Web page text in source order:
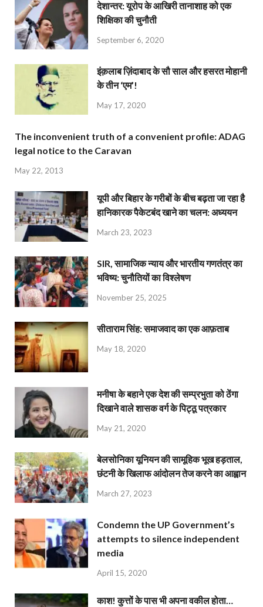
देशान्‍तर: यूरोप के आखिरी तानाशाह को एक
शिक्षिका की चुनौती
September 6, 2020
इंक़लाब ज़िंदाबाद के सौ साल और हसरत मोहानी
के तीन ‘एम’!
May 17, 2020
The inconvenient truth of a convenient profile: ADAG
legal notice to the Caravan
May 22, 2013
यूपी और बिहार के गरीबों के बीच बढ़ता जा रहा है
हानिकारक पैकेटबंद खाने का चलन: अध्ययन
March 23, 2023
SIR, सामाजिक न्याय और भारतीय गणतंत्र का
भविष्य: चुनौतियों का विश्लेषण
November 25, 2025
सीताराम सिंह: समाजवाद का एक आफ़ताब
May 18, 2020
मनीषा के बहाने एक देश की सम्प्रभुता को ठेंगा
दिखाने वाले शासक वर्ग के पिट्ठू पत्रकार
May 21, 2020
बेलसोनिका यूनियन की सामूहिक भूख हड़ताल,
छंटनी के खिलाफ आंदोलन तेज करने का आह्वान
March 27, 2023
Condemn the UP Government’s
attempts to silence independent
media
April 15, 2020
काश! कुत्तों के पास भी अपना वकील होता…